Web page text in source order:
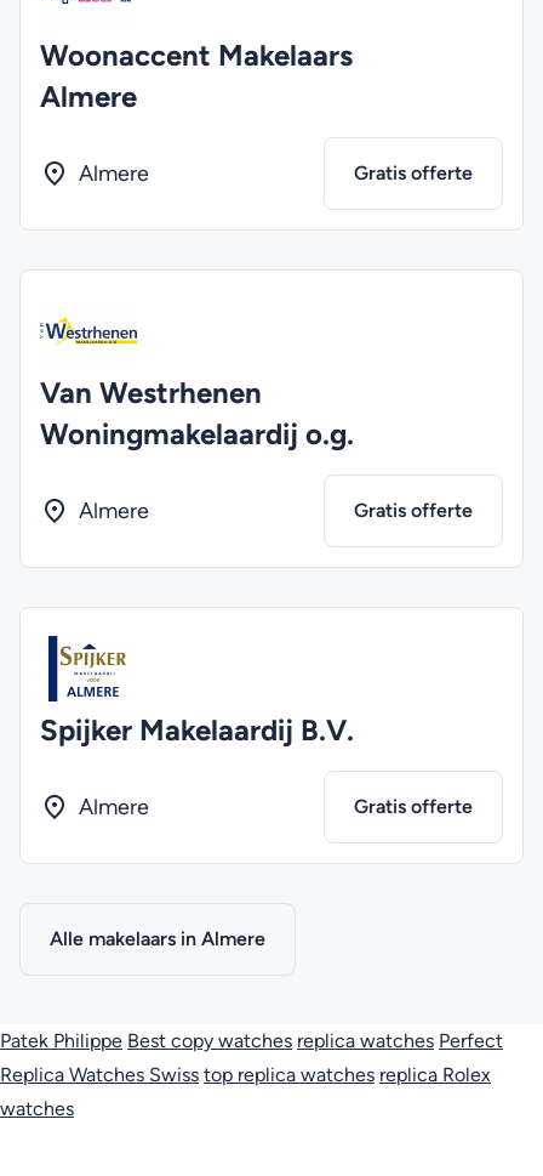
Woonaccent Makelaars
Almere
Almere Gratis offerte
Van Westrhenen
Woningmakelaardij o.g.
Almere Gratis offerte
Spijker Makelaardij B.V.
Almere Gratis offerte
Alle makelaars in Almere
Patek Philippe Best copy watches replica watches Perfect
Replica Watches Swiss top replica watches replica Rolex
watches